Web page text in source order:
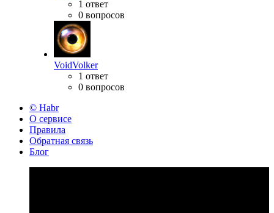
1 ответ
0 вопросов
VoidVolker
1 ответ
0 вопросов
© Habr
О сервисе
Правила
Обратная связь
Блог